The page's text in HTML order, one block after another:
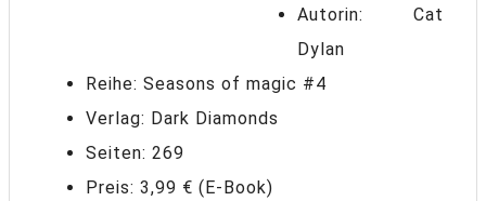
Autorin: Cat
Dylan
Reihe: Seasons of magic #4
Verlag: Dark Diamonds
Seiten: 269
Preis: 3,99 € (E-Book)